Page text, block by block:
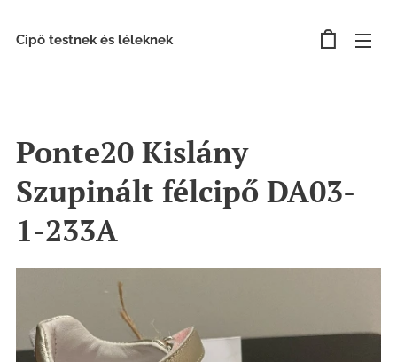
Cipő testnek és léleknek
Ponte20 Kislány
Szupinált félcipő DA03-
1-233A